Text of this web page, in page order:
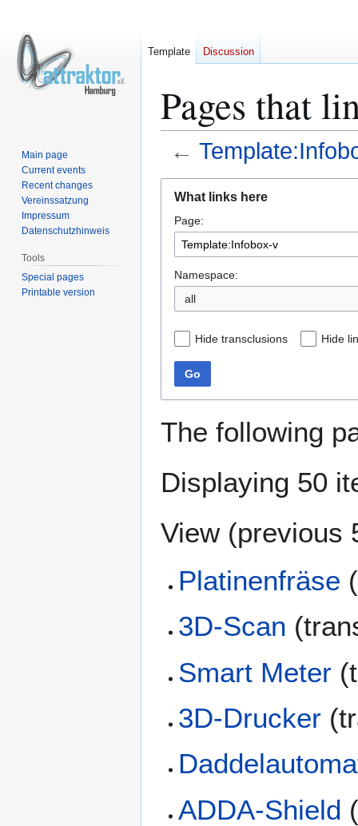
Pages that
←
navigation
search
What links here
Page:
Namespace:
all
Hide transclusions Hide
Go
The following
Displaying 50
View (previous
Platinenfräse
3D-Scan
Smart Meter
3D-Drucker
ADDA-Shield
Template Discussion
Main page
Current events
Recent changes
Vereinssatzung
Impressum
Datenschutzhinweis
Tools
Special pages
Printable version